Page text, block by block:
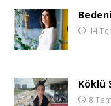
14
Köklü
8